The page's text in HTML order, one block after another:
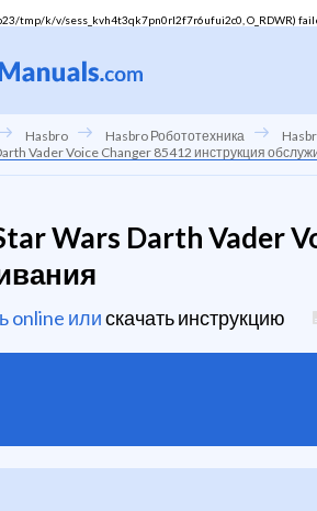
tmp/k/v/sess_kvh4t3qk7pn0rl2f7r6ufui2c0, O_RDWR)
Hasbro Hasbro Робототехника
Vader Voice Changer 85412 инструкция
Wars Darth Vader
online илискачать инструкцию